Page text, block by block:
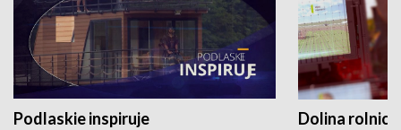
Podlaskie inspiruje Dolina